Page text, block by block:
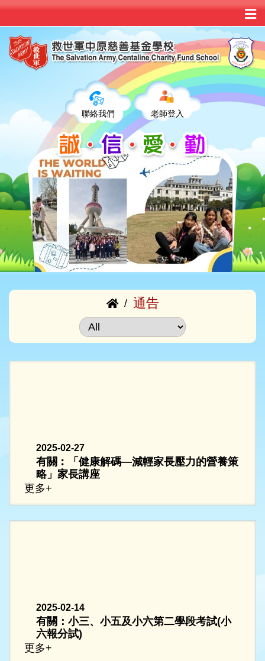
聯絡我們 老師登入
/ 通告
2025-02-27
有關︰「健康解碼—減輕家長壓力的營養策
略」家長講座
更多+
2025-02-14
有關：小三、小五及小六第二學段考試(小
六報分試)
更多+